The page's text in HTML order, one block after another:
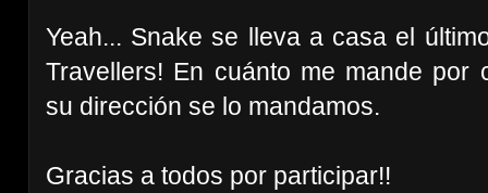
Yeah... Snake se lleva a casa el
Travellers! En cuánto me mande por
su dirección se lo mandamos.
Gracias a todos por participar!!